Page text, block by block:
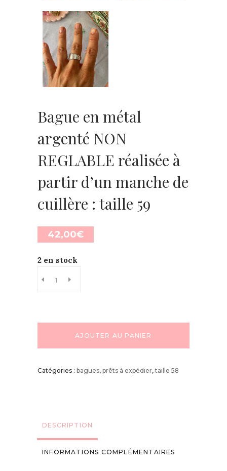
Bague en métal
argenté NON
REGLABLE réalisée à
partir d’un manche de
cuillère : taille 59
42,00€
2 en stock
AJOUTER AU PANIER
Catégories : bagues, prêts à expédier,taille 58
DESCRIPTION
INFORMATIONS COMPLÉMENTAIRES